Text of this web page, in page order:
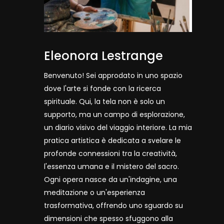
Eleonora Lestrange
Benvenuto! Sei approdato in uno spazio
dove l'arte si fonde con la ricerca
spirituale. Qui, la tela non è solo un
supporto, ma un campo di esplorazione,
un diario visivo del viaggio interiore. La mia
pratica artistica è dedicata a svelare le
profonde connessioni tra la creatività,
l'essenza umana e il mistero del sacro.
Ogni opera nasce da un'indagine, una
meditazione o un'esperienza
trasformativa, offrendo uno sguardo su
dimensioni che spesso sfuggono alla